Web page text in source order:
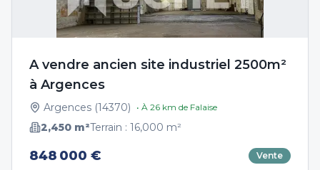
A vendre ancien site industriel 2500m²
à Argences
Argences (14370) • À 26 km de Falaise
2,450 m²Terrain : 16,000 m²
848 000 € Vente